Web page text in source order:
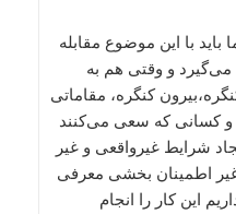
با این موضوع مقابله
و وقتی هم به
کنگره، مقاماتی
و کسانی که سعی می‌کنند
شرایط غیرواقعی و غیر
اطمینان بخشی معرفی
این کار را انجام